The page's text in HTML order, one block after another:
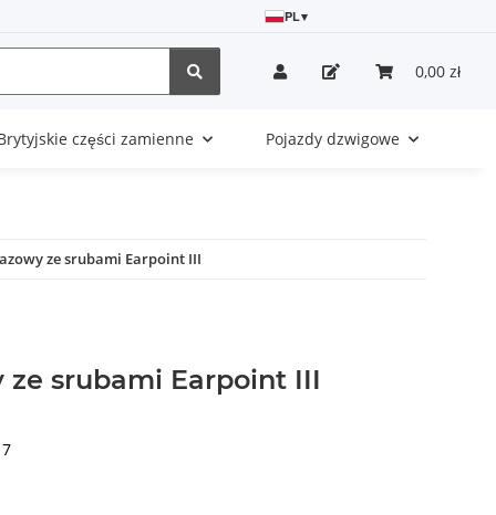
PL▾
0,00 zł
części zamienne Pojazdy dzwigowe
ze srubami Earpoint III
srubami Earpoint III